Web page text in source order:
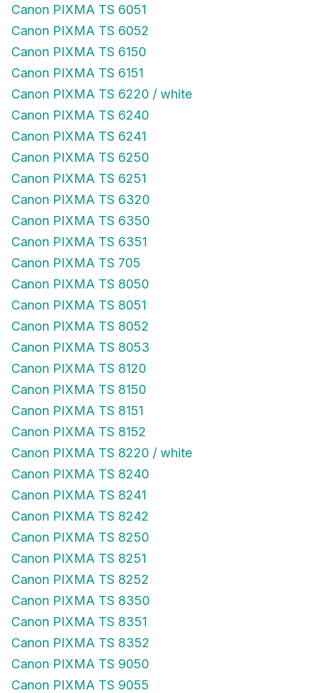
Canon PIXMA TS 6051
Canon PIXMA TS 6052
Canon PIXMA TS 6150
Canon PIXMA TS 6151
Canon PIXMA TS 6220 / white
Canon PIXMA TS 6240
Canon PIXMA TS 6241
Canon PIXMA TS 6250
Canon PIXMA TS 6251
Canon PIXMA TS 6320
Canon PIXMA TS 6350
Canon PIXMA TS 6351
Canon PIXMA TS 705
Canon PIXMA TS 8050
Canon PIXMA TS 8051
Canon PIXMA TS 8052
Canon PIXMA TS 8053
Canon PIXMA TS 8120
Canon PIXMA TS 8150
Canon PIXMA TS 8151
Canon PIXMA TS 8152
Canon PIXMA TS 8220 / white
Canon PIXMA TS 8240
Canon PIXMA TS 8241
Canon PIXMA TS 8242
Canon PIXMA TS 8250
Canon PIXMA TS 8251
Canon PIXMA TS 8252
Canon PIXMA TS 8350
Canon PIXMA TS 8351
Canon PIXMA TS 8352
Canon PIXMA TS 9050
Canon PIXMA TS 9055